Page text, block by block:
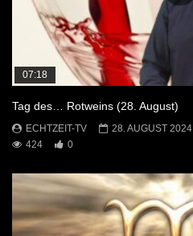
07:18
Tag des… Rotweins (28. August)
ECHTZEIT-TV
28. AUGUST 2024
424
0